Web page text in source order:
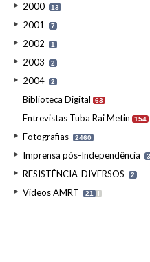
2000 13
2001 7
2002 1
2003 2
2004 2
Biblioteca Digital 63
Entrevistas Tuba Rai Metin 154
Fotografias 2460
Imprensa pós-Independência
RESISTÊNCIA-DIVERSOS 2
Videos AMRT 21 I